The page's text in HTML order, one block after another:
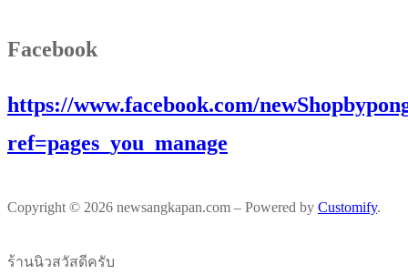
Facebook
https://www.facebook.com/
ref=pages_you_manage
Copyright © 2026 newsangkapan.com – Powered by Customify.
ร้านนิวสวัสดีครับ